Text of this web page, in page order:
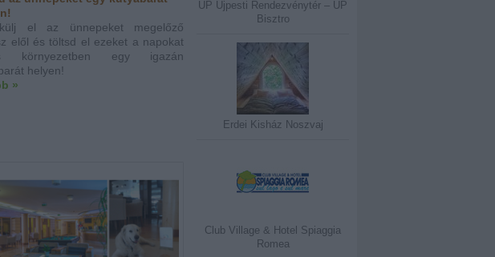
el az ünnepeket megelőző
elől és töltsd el ezeket a napokat
környezetben egy igazán
helyen!
»
UP Újpesti Rendezvénytér – UP
Bisztro
Erdei Kisház Noszvaj
Club Village & Hotel Spiaggia
Romea